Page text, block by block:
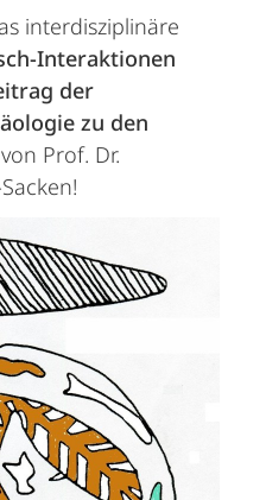
interdisziplinäre
Interaktionen
der
zu den
von Prof. Dr.